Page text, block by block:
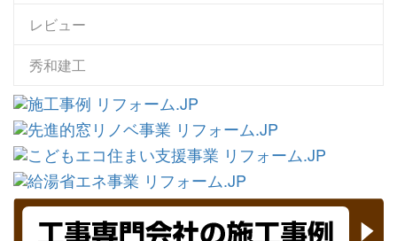
レビュー
秀和建工